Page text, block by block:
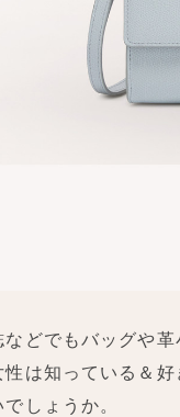
などでもバッグや
性は知っている＆
しょうか。